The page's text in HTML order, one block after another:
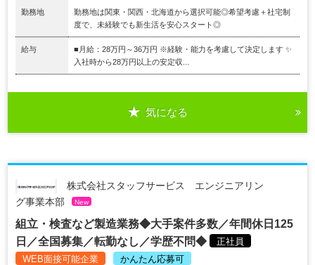
勤務地
勤務地は関東・関西・北海道から選択可能◎希望考慮＋社宅制
度で、未経験でも新生活を安心スタート◎
給与
■月給：28万円～36万円 ※経験・能力を考慮して決定します ✨
入社時から28万円以上の安定収...
気になる
株式会社スタッフサービス エンジニアリン
グ事業本部
New
組立・検査など製造業務◆大手案件多数／年間休日125
日／全国募集／転勤なし／学歴不問◆
正社員
WEB面接可能企業
かんたん応募可